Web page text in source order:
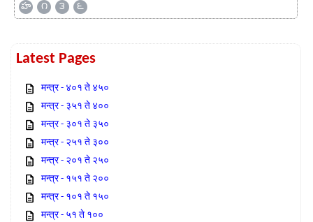
హ
౧ ౩ ౬
Latest Pages
मन्त्र - ४०१ ते ४५०
मन्त्र - ३५१ ते ४००
मन्त्र - ३०१ ते ३५०
मन्त्र - २५१ ते ३००
मन्त्र - २०१ ते २५०
मन्त्र - १५१ ते २००
मन्त्र - १०१ ते १५०
मन्त्र - ५१ ते १००